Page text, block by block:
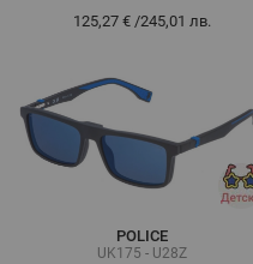
125,27 €/245,01 лв.
POLICE
UK175 - U28Z